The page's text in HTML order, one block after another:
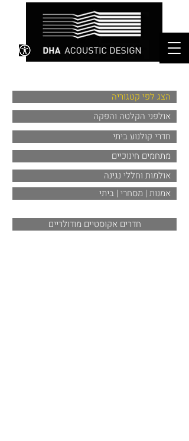
הצג לפי קטגוריה
אולפני הקלטה והפקה
חדרי קולנוע ביתי
מתחמים חינוכיים
אולמות וחללי נגינה
אמנות | מסחרי | ביתי
חדרים אקוסטיים מודולריים